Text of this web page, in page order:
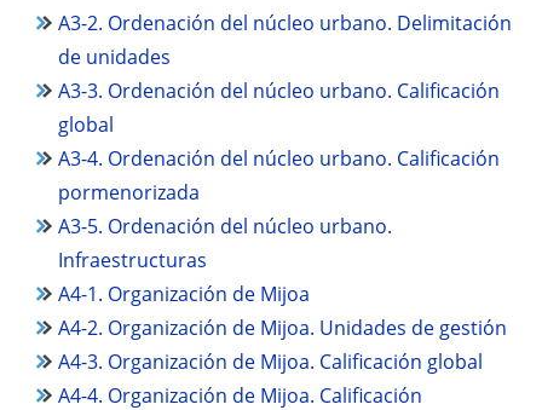
A3-2. Ordenación del núcleo urbano. Delimitación
de unidades
A3-3. Ordenación del núcleo urbano. Calificación
global
A3-4. Ordenación del núcleo urbano. Calificación
pormenorizada
A3-5. Ordenación del núcleo urbano.
Infraestructuras
A4-1. Organización de Mijoa
A4-2. Organización de Mijoa. Unidades de gestión
A4-3. Organización de Mijoa. Calificación global
A4-4. Organización de Mijoa. Calificación